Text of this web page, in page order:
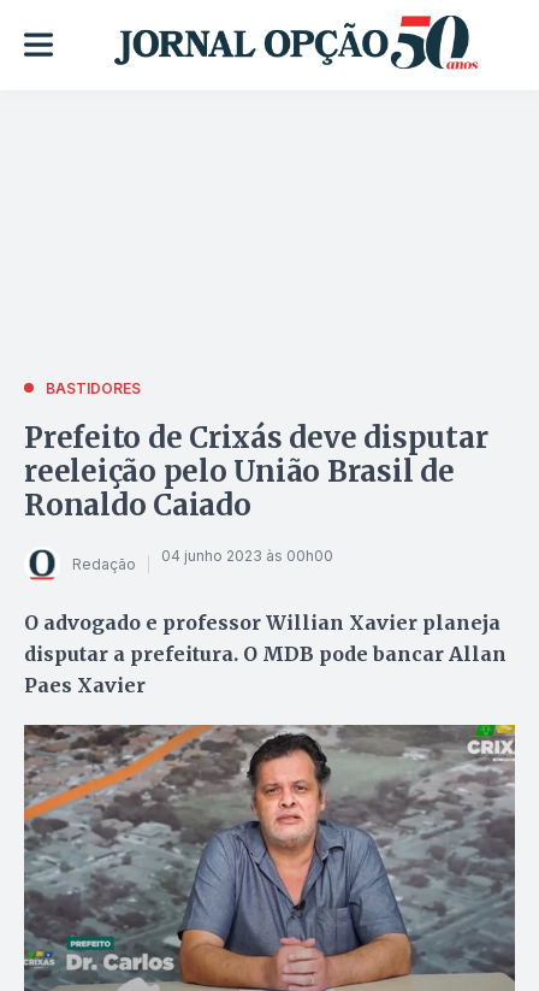
BASTIDORES
Prefeito de Crixás deve disputar
reeleição pelo União Brasil de
Ronaldo Caiado
Redação 04 junho 2023 às 00h00
O advogado e professor Willian Xavier planeja
disputar a prefeitura. O MDB pode bancar Allan
Paes Xavier